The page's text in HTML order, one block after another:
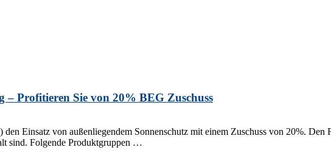
Profitieren Sie von 20% BEG Zuschuss
Einsatz von außenliegendem Sonnenschutz mit einem Zuschuss von 20%. Den
sind. Folgende Produktgruppen …